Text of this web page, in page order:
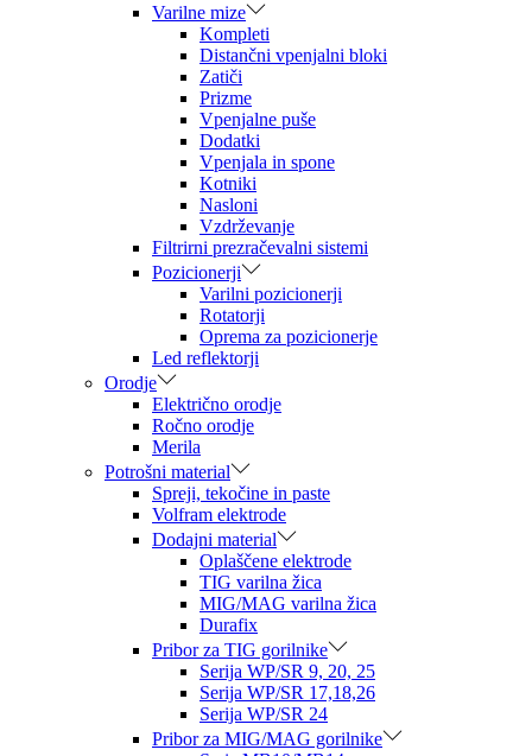
Varilne mize
Kompleti
Distančni vpenjalni bloki
Zatiči
Prizme
Vpenjalne puše
Dodatki
Vpenjala in spone
Kotniki
Nasloni
Vzdrževanje
Filtrirni prezračevalni sistemi
Pozicionerji
Varilni pozicionerji
Rotatorji
Oprema za pozicionerje
Led reflektorji
Orodje
Električno orodje
Ročno orodje
Merila
Potrošni material
Spreji, tekočine in paste
Volfram elektrode
Dodajni material
Oplaščene elektrode
TIG varilna žica
MIG/MAG varilna žica
Durafix
Pribor za TIG gorilnike
Serija WP/SR 9, 20, 25
Serija WP/SR 17,18,26
Serija WP/SR 24
Pribor za MIG/MAG gorilnike